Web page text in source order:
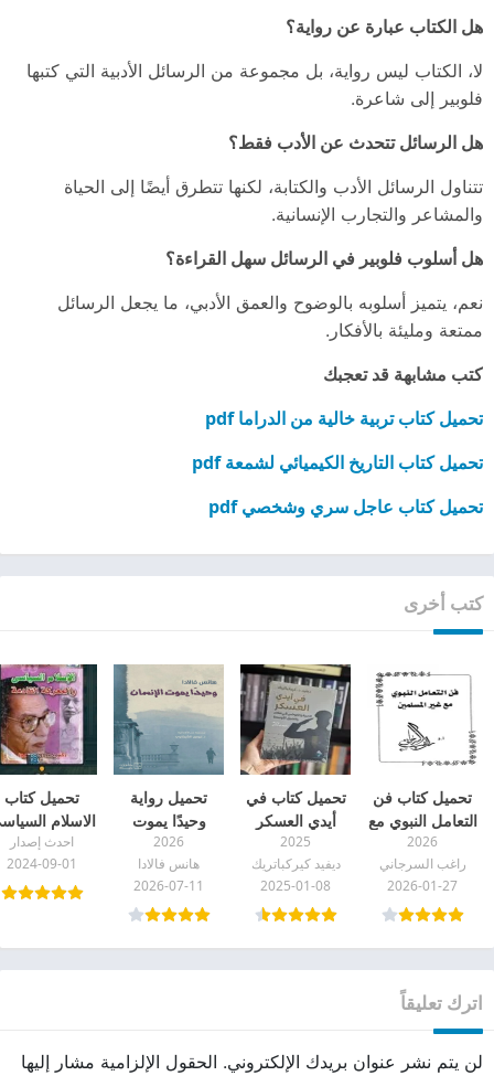
هل الكتاب عبارة عن رواية؟
لا، الكتاب ليس رواية، بل مجموعة من الرسائل الأدبية التي كتبها
فلوبير إلى شاعرة.
هل الرسائل تتحدث عن الأدب فقط؟
تتناول الرسائل الأدب والكتابة، لكنها تتطرق أيضًا إلى الحياة
والمشاعر والتجارب الإنسانية.
هل أسلوب فلوبير في الرسائل سهل القراءة؟
نعم، يتميز أسلوبه بالوضوح والعمق الأدبي، ما يجعل الرسائل
ممتعة ومليئة بالأفكار.
كتب مشابهة قد تعجبك
تحميل كتاب تربية خالية من الدراما pdf
تحميل كتاب التاريخ الكيميائي لشمعة pdf
تحميل كتاب عاجل سري وشخصي pdf
كتب أخرى
تحميل كتاب فن
التعامل النبوي مع
غير المسلمين
pdf
2026
راغب السرجاني
2026-01-27
تحميل كتاب في
أيدي العسكر
ديفيد كيركباتريك
PDF
2025
ديفيد كيركباتريك
2025-01-08
تحميل رواية
وحيدًا يموت
الإنسان pdf
2026
هانس فالادا
2026-07-11
تحميل كتاب
الاسلام
ما هو pdf
احدث إصدار
2024-09-01
اترك تعليقاً
لن يتم نشر عنوان بريدك الإلكتروني. الحقول الإلزامية مشار إليها